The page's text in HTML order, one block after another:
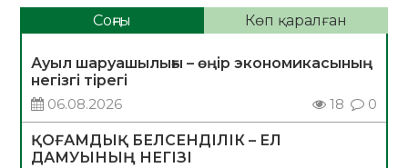
Соңғы Көп қаралған
Ауыл шаруашылығы – өңір экономикасының
негізгі тірегі
06.08.2026
18 0
ҚОҒАМДЫҚ БЕЛСЕНДІЛІК – ЕЛ
ДАМУЫНЫҢ НЕГІЗІ